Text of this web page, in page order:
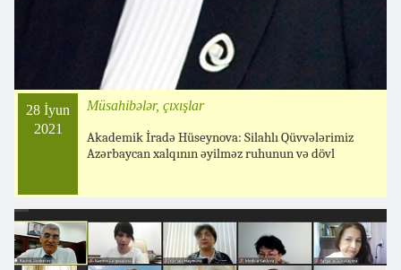
28 İyun
2021
Müsahibələr, çıxışlar
Akademik İradə Hüseynova: Silahlı Qüvvələrimiz
Azərbaycan xalqının əyilməz ruhunun və dövl